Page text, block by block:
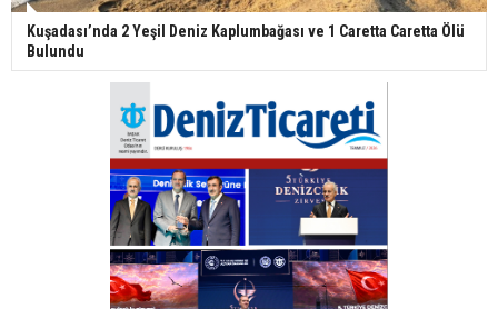
Kuşadası’nda 2 Yeşil Deniz Kaplumbağası ve 1 Caretta Caretta Ölü
Bulundu